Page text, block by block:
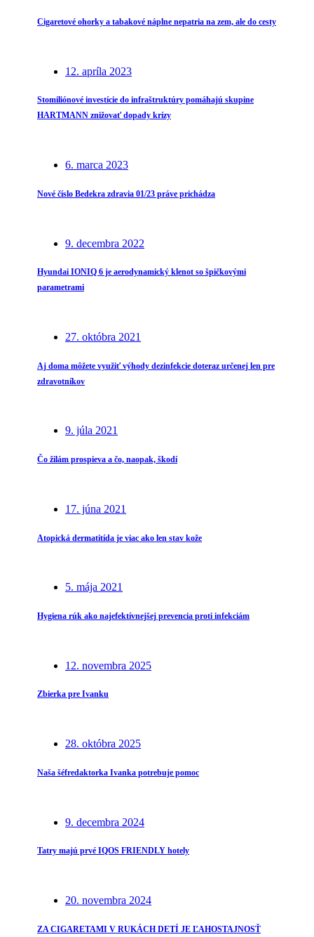
Cigaretové ohorky a tabakové náplne nepatria na zem, ale do cesty
12. apríla 2023
Stomiliónové investície do infraštruktúry pomáhajú skupine
HARTMANN znižovať dopady krízy
6. marca 2023
Nové číslo Bedekra zdravia 01/23 práve prichádza
9. decembra 2022
Hyundai IONIQ 6 je aerodynamický klenot so špičkovými
parametrami
27. októbra 2021
Aj doma môžete využiť výhody dezinfekcie doteraz určenej len pre
zdravotníkov
9. júla 2021
Čo žilám prospieva a čo, naopak, škodí
17. júna 2021
Atopická dermatitída je viac ako len stav kože
5. mája 2021
Hygiena rúk ako najefektívnejšej prevencia proti infekciám
12. novembra 2025
Zbierka pre Ivanku
28. októbra 2025
Naša šéfredaktorka Ivanka potrebuje pomoc
9. decembra 2024
Tatry majú prvé IQOS FRIENDLY hotely
20. novembra 2024
ZA CIGARETAMI V RUKÁCH DETÍ JE ĽAHOSTAJNOSŤ